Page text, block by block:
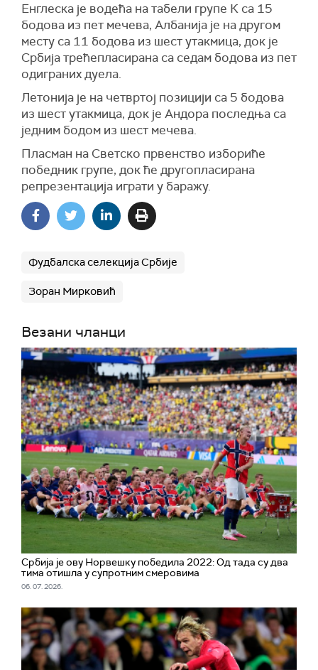
Енглеска је водећа на табели групе К са 15
бодова из пет мечева, Албанија је на другом
месту са 11 бодова из шест утакмица, док је
Србија трећепласирана са седам бодова из пет
одиграних дуела.
Летонија је на четвртој позицији са 5 бодова
из шест утакмица, док је Андора последња са
једним бодом из шест мечева.
Пласман на Светско првенство избориће
победник групе, док ће другопласирана
репрезентација играти у баражу.
Фудбалска селекција Србије
Зоран Мирковић
Везани чланци
Србија је ову Норвешку победила 2022: Од тада су два
тима отишла у супротним смеровима
06. 07. 2026.